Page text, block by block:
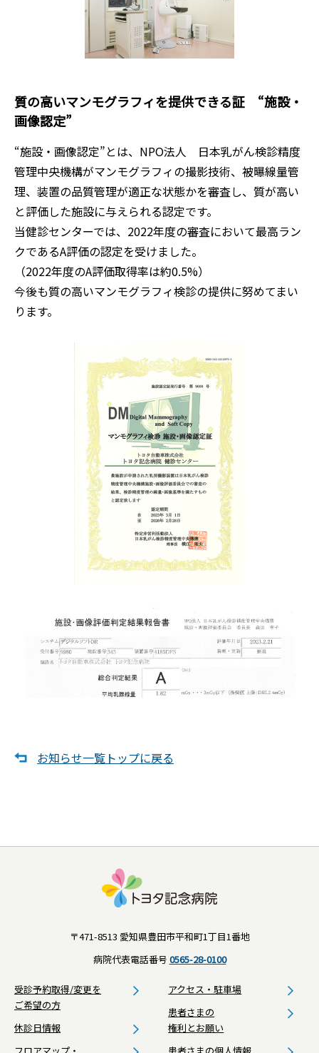
質の高いマンモグラフィを提供できる証 “施設・
画像認定”
“施設・画像認定”とは、NPO法人 日本乳がん検診精度
管理中央機構がマンモグラフィの撮影技術、被曝線量管
理、装置の品質管理が適正な状態かを審査し、質が高い
と評価した施設に与えられる認定です。
当健診センターでは、2022年度の審査において最高ラン
クであるA評価の認定を受けました。
（2022年度のA評価取得率は約0.5%）
今後も質の高いマンモグラフィ検診の提供に努めてまい
ります。
お知らせ一覧トップに戻る
〒471-8513 愛知県豊田市平和町1丁目1番地
病院代表電話番号 0565-28-0100
受診予約取得/変更を
ご希望の方
休診日情報
アクセス・駐車場
患者さまの
権利とお願い